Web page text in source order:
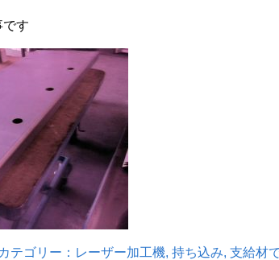
す
テゴリー： レーザー加工機, 持ち込み, 支給材